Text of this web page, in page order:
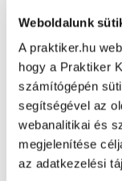
Weboldalunk
A praktiker.hu
hogy a Praktiker
számítógépén
segítségével az
webanalitikai és
megjelenítése
az adatkezelési